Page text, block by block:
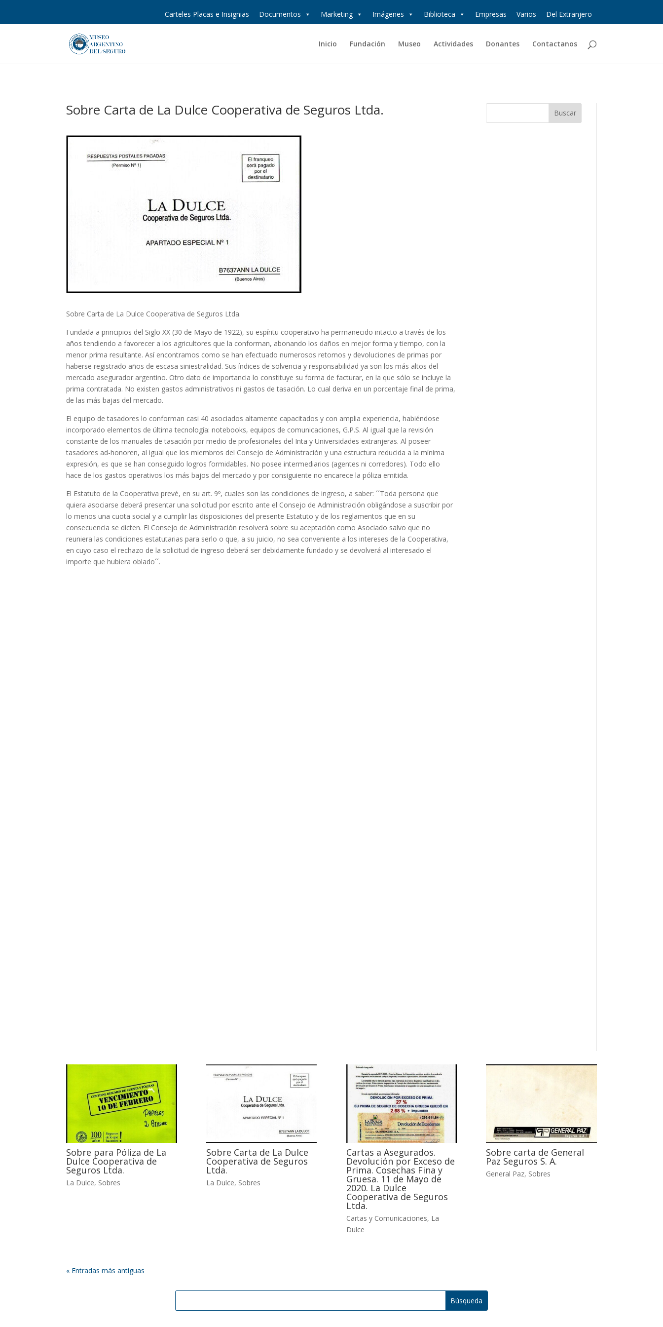
Carteles Placas e Insignias Documentos Marketing Imágenes Biblioteca Empresas Varios Del Extranjero
Inicio Fundación Museo Actividades Donantes Contactanos
Sobre Carta de La Dulce Cooperativa de Seguros Ltda.
Sobre Carta de La Dulce Cooperativa de Seguros Ltda.
Fundada a principios del Siglo XX (30 de Mayo de 1922), su espíritu cooperativo ha permanecido intacto a través de los
años tendiendo a favorecer a los agricultores que la conforman, abonando los daños en mejor forma y tiempo, con la
menor prima resultante. Así encontramos como se han efectuado numerosos retornos y devoluciones de primas por
haberse registrado años de escasa siniestralidad. Sus índices de solvencia y responsabilidad ya son los más altos del
mercado asegurador argentino. Otro dato de importancia lo constituye su forma de facturar, en la que sólo se incluye la
prima contratada. No existen gastos administrativos ni gastos de tasación. Lo cual deriva en un porcentaje final de prima,
de las más bajas del mercado.
El equipo de tasadores lo conforman casi 40 asociados altamente capacitados y con amplia experiencia, habiéndose
incorporado elementos de última tecnología: notebooks, equipos de comunicaciones, G.P.S. Al igual que la revisión
constante de los manuales de tasación por medio de profesionales del Inta y Universidades extranjeras. Al poseer
tasadores ad-honoren, al igual que los miembros del Consejo de Administración y una estructura reducida a la mínima
expresión, es que se han conseguido logros formidables. No posee intermediarios (agentes ni corredores). Todo ello
hace de los gastos operativos los más bajos del mercado y por consiguiente no encarece la póliza emitida.
El Estatuto de la Cooperativa prevé, en su art. 9º, cuales son las condiciones de ingreso, a saber: ´´Toda persona que
quiera asociarse deberá presentar una solicitud por escrito ante el Consejo de Administración obligándose a suscribir por
lo menos una cuota social y a cumplir las disposiciones del presente Estatuto y de los reglamentos que en su
consecuencia se dicten. El Consejo de Administración resolverá sobre su aceptación como Asociado salvo que no
reuniera las condiciones estatutarias para serlo o que, a su juicio, no sea conveniente a los intereses de la Cooperativa,
en cuyo caso el rechazo de la solicitud de ingreso deberá ser debidamente fundado y se devolverá al interesado el
importe que hubiera oblado´´.
Sobre para Póliza de La
Dulce Cooperativa de
Seguros Ltda.
La Dulce, Sobres
Sobre Carta de La Dulce
Cooperativa de Seguros
Ltda.
La Dulce, Sobres
Cartas a Asegurados.
Devolución por Exceso de
Prima. Cosechas Fina y
Gruesa. 11 de Mayo de
2020. La Dulce
Cooperativa de Seguros
Ltda.
Cartas y Comunicaciones, La
Dulce
Sobre carta de General
Paz Seguros S. A.
General Paz, Sobres
« Entradas más antiguas